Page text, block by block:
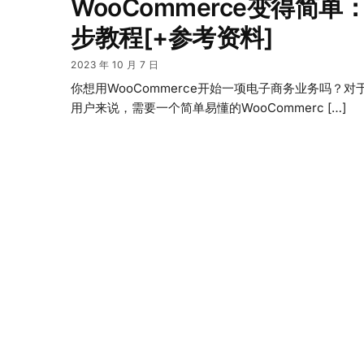
WooCommerce变得简单
步教程[+参考资料]
2023 年 10 月 7 日
你想用WooCommerce开始一项电子商务业务吗？对
用户来说，需要一个简单易懂的WooCommerc […]